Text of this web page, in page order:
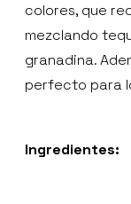
colores, que
mezclando
granadina.
perfecto para
Ingredientes: